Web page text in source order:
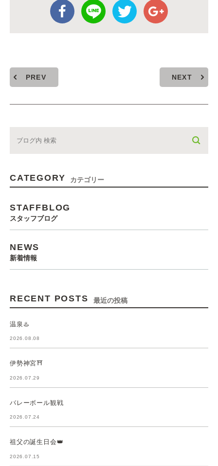
PREV NEXT
CATEGORY カテゴリー
STAFFBLOG
スタッフブログ
NEWS
新着情報
RECENT POSTS 最近の投稿
温泉♨️
2026.08.08
伊勢神宮⛩️
2026.07.29
バレーボール観戦
2026.07.24
祖父の誕生日会👑
2026.07.15